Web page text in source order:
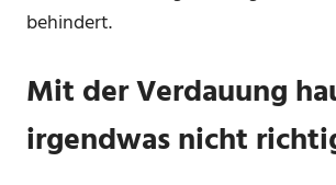
behindert.
Mit der Verdauung
irgendwas nicht